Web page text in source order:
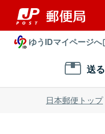
ゆうIDマイページへ
送る
日本郵便トップ